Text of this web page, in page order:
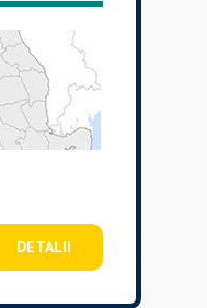
DETALII